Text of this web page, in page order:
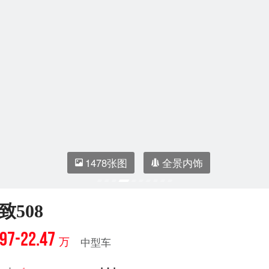
1478张图 全景内饰
508
22.47 万 中型车